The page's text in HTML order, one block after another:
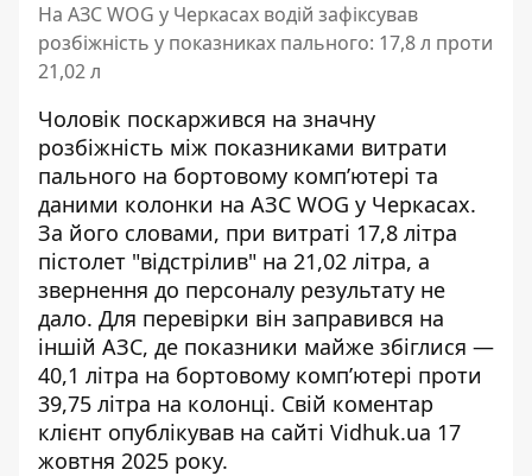
На АЗС WOG у Черкасах водій зафіксував
розбіжність у показниках пального: 17,8 л проти
21,02 л
Чоловік поскаржився на значну
розбіжність між показниками витрати
пального на бортовому комп’ютері та
даними колонки на АЗС WOG у Черкасах.
За його словами, при витраті 17,8 літра
пістолет "відстрілив" на 21,02 літра, а
звернення до персоналу результату не
дало. Для перевірки він заправився на
іншій АЗС, де показники майже збіглися —
40,1 літра на бортовому комп’ютері проти
39,75 літра на колонці. Свій коментар
клієнт опублікував на сайті Vidhuk.ua 17
жовтня 2025 року.